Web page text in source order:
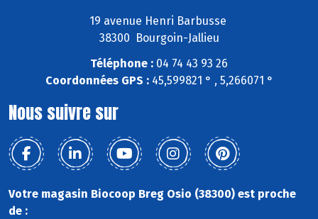
19 avenue Henri Barbusse
38300 Bourgoin-Jallieu
Téléphone : 04 74 43 93 26
Coordonnées GPS :45,599821 ° , 5,266071 °
Nous suivre sur
Votre magasin Biocoop Breg Osio (38300) est proche
de :